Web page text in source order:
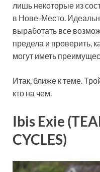
лишь некоторые из
в Нове-Место.
выработать все
предела и проверить,
могут иметь
Итак, ближе к теме.
кто на чем.
Ibis Exie
CYCLES)